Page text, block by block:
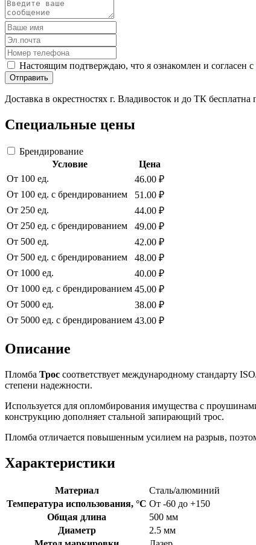
Настоящим подтверждаю, что я ознакомлен и согласен с
Отправить
Доставка в окрестностях г. Владивосток и до ТК бесплатна
Специальные цены
Брендирование
Условие
Цена
От 100 ед.
46.00 ₽
От 100 ед. с брендированием
51.00 ₽
От 250 ед.
44.00 ₽
От 250 ед. с брендированием
49.00 ₽
От 500 ед.
42.00 ₽
От 500 ед. с брендированием
48.00 ₽
От 1000 ед.
40.00 ₽
От 1000 ед. с брендированием 45.00 ₽
От 5000 ед.
38.00 ₽
От 5000 ед. с брендированием 43.00 ₽
Описание
Пломба Трос соответствует международному стандарту
степени надежности.
Используется для опломбирования имущества с
конструкцию дополняет стальной запирающий трос.
Пломба отличается повышенным усилием на разрыв,
Характеристики
Материал
Сталь/алюминий
Температура использования, °C От -60 до +150
Общая длина
500 мм
Диаметр
2.5 мм